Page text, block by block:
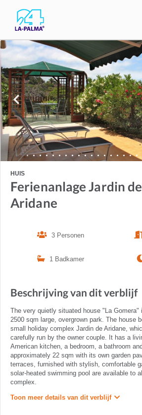
HUIS
Ferienanlage Jardin de
Aridane
3 Personen
1 Badkamer
Beschrijving van dit verblijf
The very quietly situated house "La Gomera"
2500 sqm large, overgrown park. The house
small holiday complex Jardin de Aridane,
carefully run by the owner couple. It has a
American kitchen, a bedroom, a bathroom
approximately 22 sqm with its own garden
terraces, furnished with stylish, comfortable
solar-heated swimming pool are available to
complex.
Toon meer details van dit verblijf